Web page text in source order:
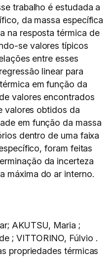
trabalho é estudada a
da massa específica
na resposta térmica de
se valores típicos
entre esses
linear para
em função da
valores encontrados
valores obtidos da
em função da massa
dentro de uma faixa
foram feitas
da incerteza
máxima do ar interno.
AKUTSU, Maria ;
; VITTORINO, Fúlvio .
propriedades térmicas